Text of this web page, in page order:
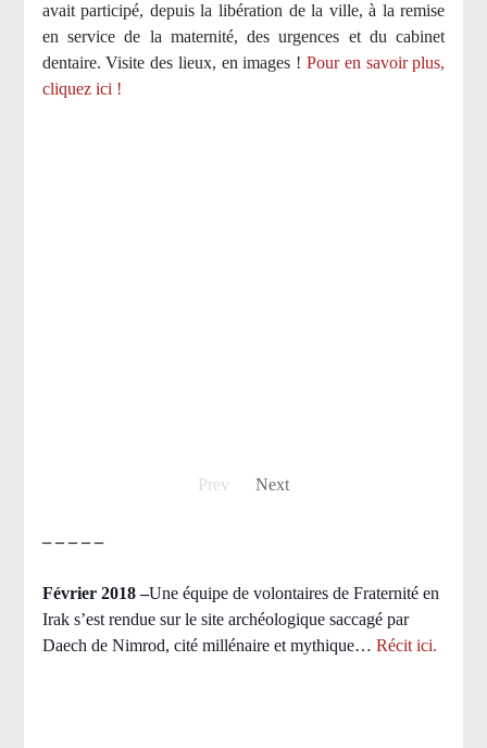
avait participé, depuis la libération de la ville, à la remise
en service de la maternité, des urgences et du cabinet
dentaire. Visite des lieux, en images !Pour en savoir plus,
cliquez ici !
Prev Next
– – – – –
Février 2018 –Une équipe de volontaires de Fraternité en
Irak s’est rendue sur le site archéologique saccagé par
Daech de Nimrod, cité millénaire et mythique… Récit ici.